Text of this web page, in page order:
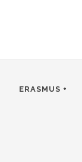
ERASMUS +